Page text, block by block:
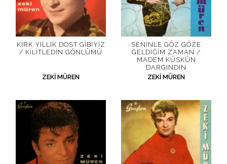
KIRK YILLIK DOST GIBIYIZ
/ KILITLEDIN GÖNLÜMÜ
ZEKI MÜREN
SENINLE GÖZ GÖZE
GELDIĞIM ZAMAN /
MADEM KÜSKÜN
DARGINDIN
ZEKI MÜREN